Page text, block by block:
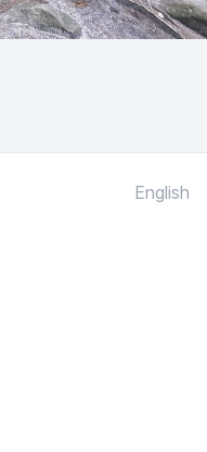
English